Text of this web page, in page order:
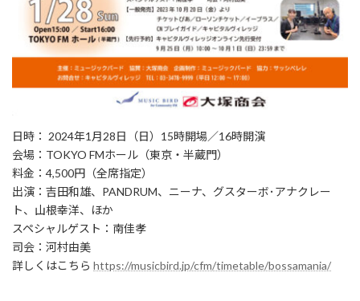
日時： 2024年1月28日（日）15時開場／16時開演
会場：TOKYO FMホール（東京・半蔵門）
料金：4,500円（全席指定）
出演：吉田和雄、PANDRUM、ニーナ、グスターボ･アナクレー
ト、山根幸洋、ほか
スペシャルゲスト：南佳孝
司会：河村由美
詳しくはこちら https://musicbird.jp/cfm/timetable/bossamania/